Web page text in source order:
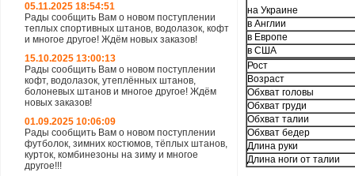
05.11.2025 18:54:51
Рады сообщить Вам о новом поступлении
теплых спортивных штанов, водолазок, кофт
и многое другое! Ждём новых заказов!
15.10.2025 13:00:13
Рады сообщить Вам о новом поступлении
кофт, водолазок, утеплённых штанов,
болоневых штанов и многое другое! Ждём
новых заказов!
01.09.2025 10:06:09
Рады сообщить Вам о новом поступлении
футболок, зимних костюмов, тёплых штанов,
курток, комбинезоны на зиму и многое
другое!!!
на Украине
в Англии
в Европе
в США
Рост
Возраст
Обхват головы
Обхват груди
Обхват талии
Обхват бедер
Длина руки
Длина ноги от талии